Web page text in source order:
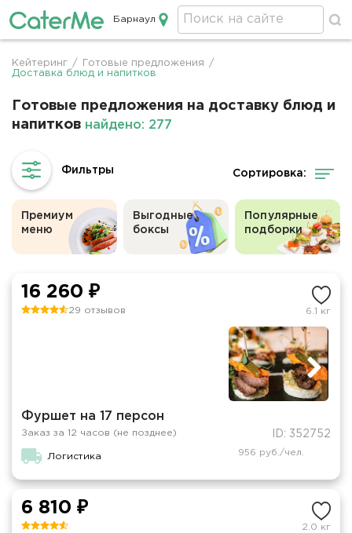
Кейтеринг в Барнауле
Барнаул
Строка
Кейтеринг / Готовые предложения
/
Доставка блюд и напитков
Готовые предложения на доставку блюд и
напитков найдено: 277
Сортировка:
Премиум
меню
Выгодные
боксы
Популярные
подборки
16 260 ₽
29 отзывов 6.1 кг
Фуршет на 17 персон
Заказ за 12 часов (не позднее) ID: 352752
Логистика 956 руб./чел.
6 810 ₽
2.0 кг